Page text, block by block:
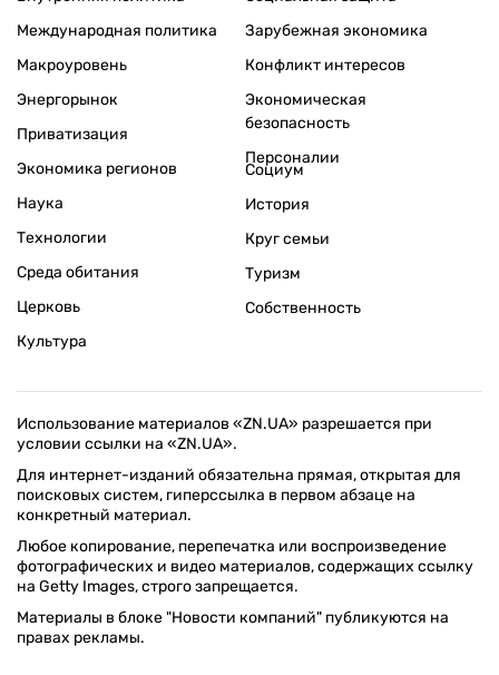
Международная политика
Макроуровень
Энергорынок
Приватизация
Экономика регионов
Зарубежная экономика
Конфликт интересов
Экономическая
безопасность
Персоналии
Наука
Технологии
Среда обитания
Церковь
Культура
Социум
История
Круг семьи
Туризм
Собственность
Использование материалов «ZN.UA» разрешается при
условии ссылки на «ZN.UA».
Для интернет-изданий обязательна прямая, открытая для
поисковых систем, гиперссылка в первом абзаце на
конкретный материал.
Любое копирование, перепечатка или воспроизведение
фотографических и видео материалов, содержащих ссылку
на Getty Images, строго запрещается.
Материалы в блоке "Новости компаний" публикуются на
правах рекламы.